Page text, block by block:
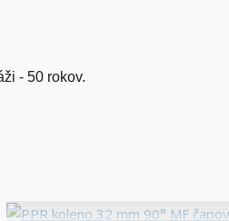
- 50 rokov.